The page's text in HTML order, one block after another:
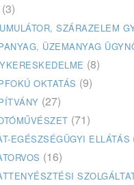
(3)
SZÁRAZELEM
ÜZEMANYAG
(8)
OKTATÁS (9)
(27)
(71)
EGÉSZSÉGÜGYI ELLÁTÁS
(16)